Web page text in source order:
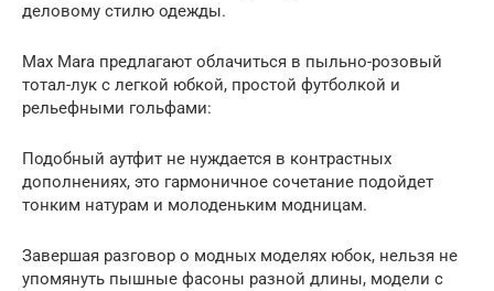
деловому стилю одежды.
Max Mara предлагают облачиться в пыльно-розовый
тотал-лук с легкой юбкой, простой футболкой и
рельефными гольфами:
Подобный аутфит не нуждается в контрастных
дополнениях, это гармоничное сочетание подойдет
тонким натурам и молоденьким модницам.
Завершая разговор о модных моделях юбок, нельзя не
упомянуть пышные фасоны разной длины, модели с